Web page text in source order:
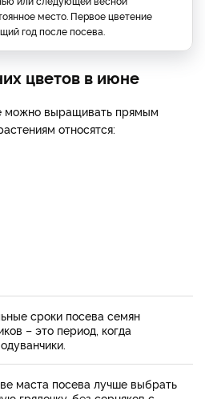
место. Первое цветение
год после посева.
цветов в июне
можно выращивать прямым
относятся:
сроки посева семян
– это период, когда
маста посева лучше выбрать